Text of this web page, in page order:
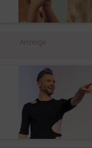
Anzeige